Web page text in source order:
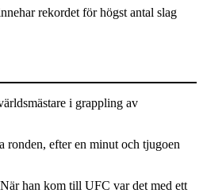
rekordet för högst antal slag
i grappling av
efter en minut och tjugoen
han kom till UFC var det med ett